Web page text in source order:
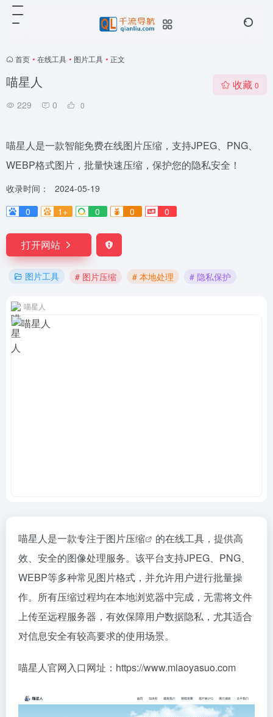
首页 • 在线工具 • 图片工具 • 正文
喵星人
229 0 0
收藏 0
喵星人是一款智能免费在线图片压缩，支持JPEG、PNG、
WEBP格式图片，批量快速压缩，保护您的隐私安全！
收录时间：
2024-05-19
0
1+ 0 0 0
打开网站
图片工具 # 图片压缩 # 本地处理 # 隐私保护
喵星人
喵星人是一款专注于图片压缩
的在线工具，提供高
效、安全的图像处理服务。该平台支持JPEG、PNG、
WEBP等多种常见图片格式，并允许用户进行批量操
作。所有压缩过程均在本地浏览器中完成，无需将文件
上传至远程服务器，有效保障用户数据隐私，尤其适合
对信息安全有较高要求的使用场景。
喵星人官网入口网址：https://www.miaoyasuo.com